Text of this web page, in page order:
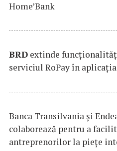
Home’Bank
BRD extinde
serviciul RoPay în
Banca Transilvania şi
colaborează pentru a
antreprenorilor la pieţe